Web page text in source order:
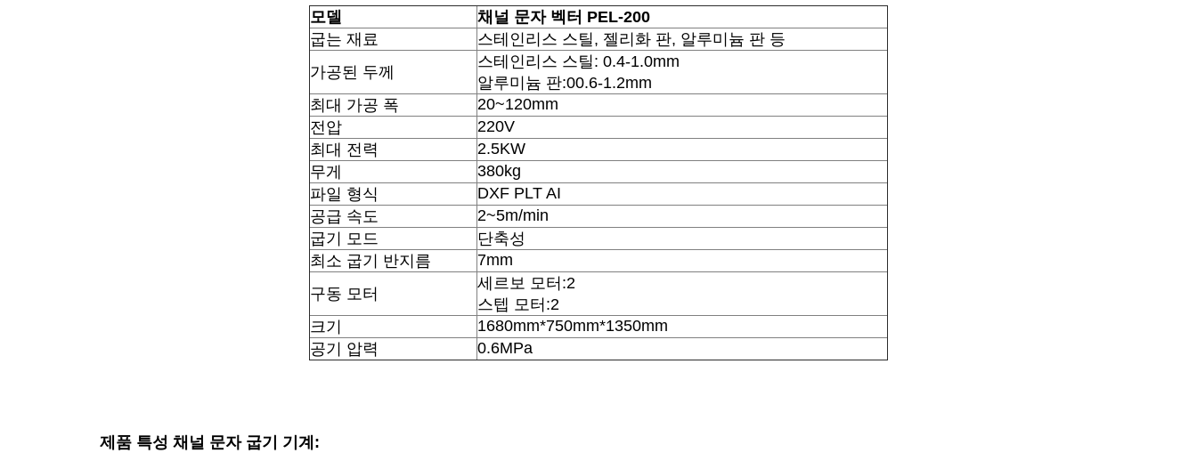
모델 채널 문자 벡터 PEL-200
굽는 재료
스테인리스 스틸, 젤리화 판, 알루미늄 판 등
가공된 두께
스테인리스 스틸: 0.4-1.0mm
알루미늄 판:00.6-1.2mm
최대 가공 폭
20~120mm
전압
220V
최대 전력
2.5KW
무게
380kg
파일 형식
DXF PLT AI
공급 속도
2~5m/min
굽기 모드
단축성
최소 굽기 반지름
7mm
구동 모터
세르보 모터:2
스텝 모터:2
크기
1680mm*750mm*1350mm
공기 압력
0.6MPa
제품 특성 채널 문자 굽기 기계: